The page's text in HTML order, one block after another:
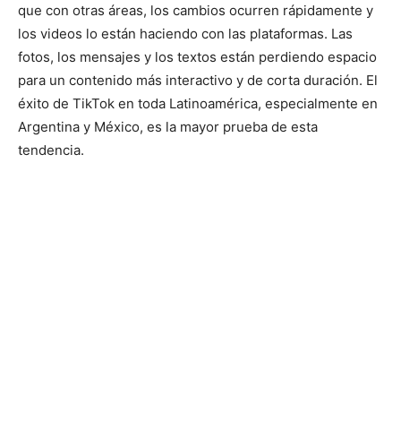
que con otras áreas, los cambios ocurren rápidamente y
los videos lo están haciendo con las plataformas. Las
fotos, los mensajes y los textos están perdiendo espacio
para un contenido más interactivo y de corta duración. El
éxito de TikTok en toda Latinoamérica, especialmente en
Argentina y México, es la mayor prueba de esta
tendencia.